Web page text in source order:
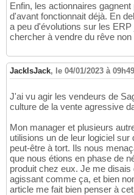
Enfin, les actionnaires
d'avant fonctionnait déjà. En
a peu d'évolutions sur les
chercher à vendre du rêve non
JackIsJack, le 04/01/2023 à 09h49
J'ai vu agir les vendeurs de
culture de la vente agressive
Mon manager et plusieurs
utilisions un de leur logiciel
peut-être à tort. Ils nous
que nous étions en phase de
produit chez eux. Je me
agissant comme ça, et bien
article me fait bien penser à